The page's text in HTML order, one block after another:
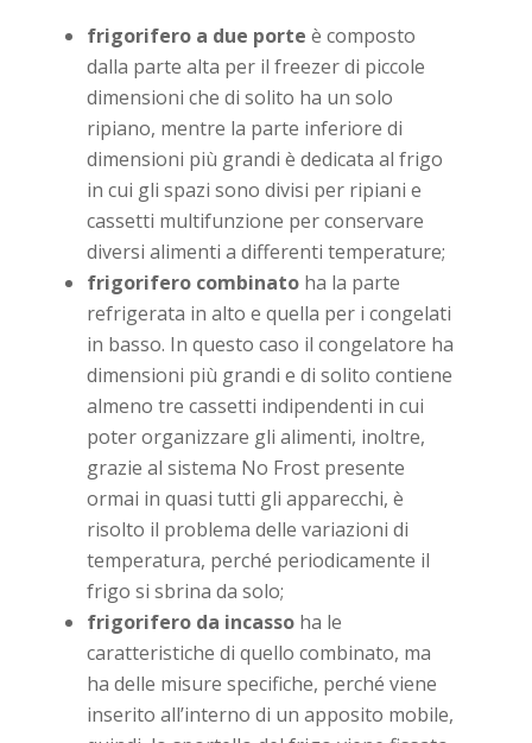
frigorifero a due porte è composto
dalla parte alta per il freezer di piccole
dimensioni che di solito ha un solo
ripiano, mentre la parte inferiore di
dimensioni più grandi è dedicata al frigo
in cui gli spazi sono divisi per ripiani e
cassetti multifunzione per conservare
diversi alimenti a differenti temperature;
frigorifero combinatoha la parte
refrigerata in alto e quella per i congelati
in basso. In questo caso il congelatore ha
dimensioni più grandi e di solito contiene
almeno tre cassetti indipendenti in cui
poter organizzare gli alimenti, inoltre,
grazie al sistema No Frost presente
ormai in quasi tutti gli apparecchi, è
risolto il problema delle variazioni di
temperatura, perché periodicamente il
frigo si sbrina da solo;
frigorifero da incassoha le
caratteristiche di quello combinato, ma
ha delle misure specifiche, perché viene
inserito all’interno di un apposito mobile,